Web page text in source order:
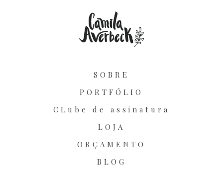
SOBRE
PORTFÓLIO
CLube de assinatura
LOJA
ORÇAMENTO
BLOG